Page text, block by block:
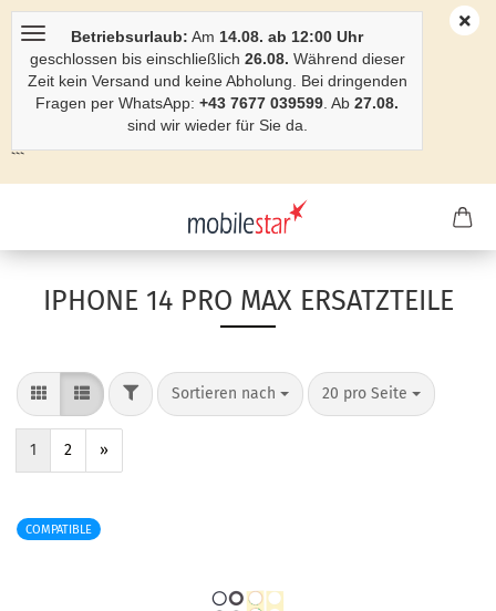
Betriebsurlaub: Am 14.08. ab 12:00 Uhr
geschlossen bis einschließlich 26.08. Während dieser
Zeit kein Versand und keine Abholung. Bei dringenden
Fragen per WhatsApp: +43 7677 039599 . Ab 27.08.
sind wir wieder für Sie da.
```
IPHONE 14 PRO MAX ERSATZTEILE
Sortieren nach 20 pro Seite
1 2 »
COMPATIBLE